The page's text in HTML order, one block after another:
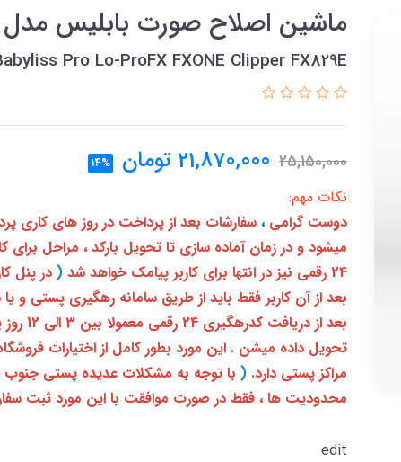
ماشین اصلاح صورت بابلیس مدل FX829E
Pro Lo-ProFX FXONE Clipper FX829E
25,150,000
21,870,000 تومان 14%
نکات مهم:
دوست گرامی ، سفارشات بعد از پرداخت در روز های کاری
میشود و در زمان آماده سازی تا تحویل بارکد ، مراحل
24 رقمی نیز در انتها برای کاربر پیامک خواهد شد
( در پنل
بعد از
تحویل داده میشن . این مورد بطور کامل از اختیارات
مراکز پستی دارد. ( با توجه به مشکلات عدیده پستی جنوب
محدودیت ها ، فقط در صورت موافقت با این مورد ثبت
edit